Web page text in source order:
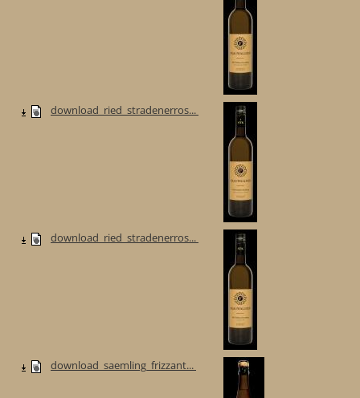
download_ried_stradenerros...
download_ried_stradenerros...
download_saemling_frizzant...